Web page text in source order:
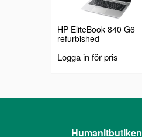
HP EliteBook 840 G6
refurbished
Logga in för pris
Humanitbutiken